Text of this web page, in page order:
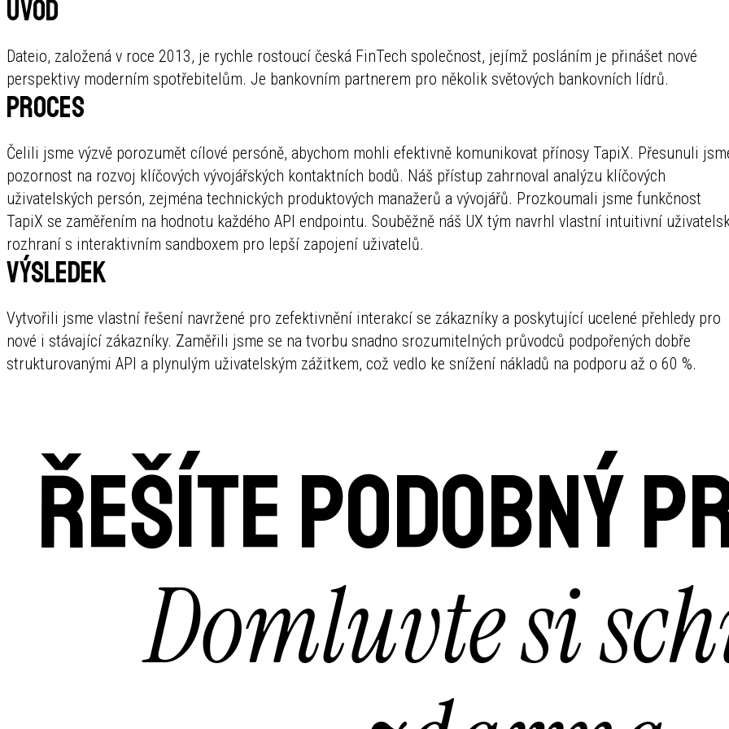
Úvod
Dateio, založená v roce 2013, je rychle rostoucí česká FinTech společnost, jejímž posláním je přinášet nové
perspektivy moderním spotřebitelům. Je bankovním partnerem pro několik světových bankovních lídrů.
Proces
Čelili jsme výzvě porozumět cílové persóně, abychom mohli efektivně komunikovat přínosy TapiX. Přesunuli
pozornost na rozvoj klíčových vývojářských kontaktních bodů. Náš přístup zahrnoval analýzu klíčových
uživatelských persón, zejména technických produktových manažerů a vývojářů. Prozkoumali jsme funkčnost
TapiX se zaměřením na hodnotu každého API endpointu. Souběžně náš UX tým navrhl vlastní intuitivní
rozhraní s interaktivním sandboxem pro lepší zapojení uživatelů.
Výsledek
Vytvořili jsme vlastní řešení navržené pro zefektivnění interakcí se zákazníky a poskytující ucelené přehledy pro
nové i stávající zákazníky. Zaměřili jsme se na tvorbu snadno srozumitelných průvodců podpořených dobře
strukturovanými API a plynulým uživatelským zážitkem, což vedlo ke snížení nákladů na podporu až o 60 %.
Řešíte podobný
Domluvte si